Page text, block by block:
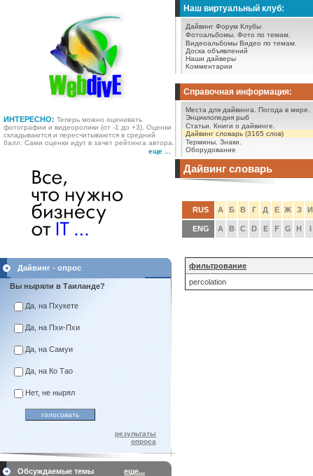
ИНТЕРЕСНО: Теперь можно оценивать
фотографии и видеоролики (от -1 до +3). Оценки
складываются и пересчитываются в средний
балл. Сами оценки идут в зачет рейтинга автора.
еще ...
Наш виртуальный клуб:
Дайвинг Форум Клубы
Фотоальбомы. Фото по темам.
Видеоальбомы Видео по темам.
Доска объявлений
Наши дайверы
Комментарии
Справочная информация:
Места для дайвинга.
Погода в мире.
Энциклопедия рыб
Статьи.
Книги о дайвинге.
Дайвинг словарь (3165 слов)
Термины. Знаки.
Оборудование
Дайвинг - опрос
Вы ныряли в Таиланде?
Да, на Пхукете
Да, на Пхи-Пхи
Да, на Самуи
Да, на Ко Тао
Нет, не нырял
результаты
опроса
Обсуждаемые темы
еще...
Дайвинг словарь
RUS А Б В Г Д Е Ж З И
ENG A B C D E F G H I
фильтрование
percolation